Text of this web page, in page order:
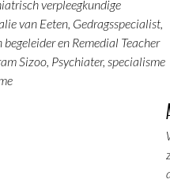
verpleegkundige
van Eeten, Gedragsspecialist,
begeleider en Remedial Teacher
Sizoo, Psychiater, specialisme